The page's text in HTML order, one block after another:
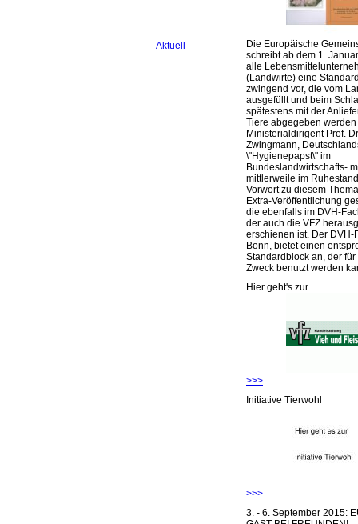
Aktuell
Die Europäische
schreibt ab dem 1.
alle
(Landwirte) eine
zwingend vor, die vom
ausgefüllt und beim
spätestens mit der
Tiere abgegeben werden
Ministerialdirigent Prof.
Zwingmann,
\"Hygienepapst\" im
Bundeslandwirtschafts-
mittlerweile im
Vorwort zu diesem
Extra-Veröffentlichung
die ebenfalls im DVH-
der auch die VFZ
erschienen ist. Der DVH-
Bonn, bietet einen
Standardblock an, der
Zweck benutzt werden
Hier geht's zur...
>>>
Initiative Tierwohl
>>>
3. - 6. September 2015: